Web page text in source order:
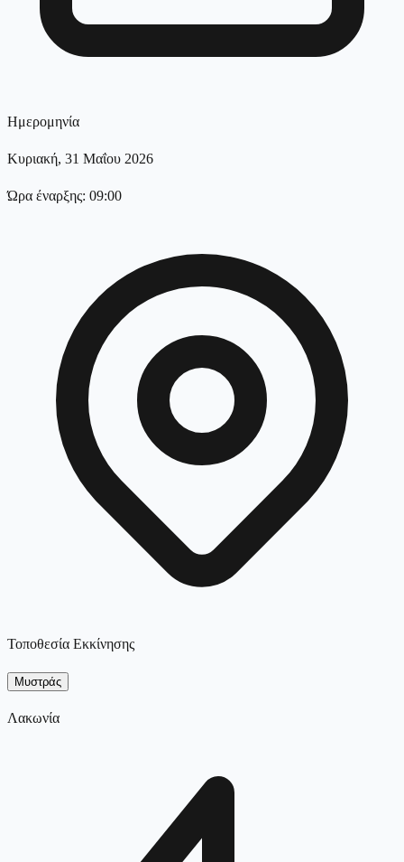
Ημερομηνία
Κυριακή, 31 Μαΐου 2026
Ώρα έναρξης: 09:00
Τοποθεσία Εκκίνησης
Μυστράς
Λακωνία